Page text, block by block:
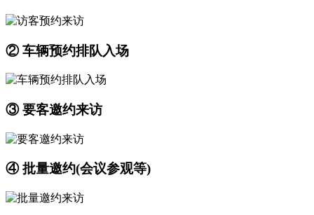
② 车辆预约排队入场
③ 要客邀约来访
④ 批量邀约(会议参观等)